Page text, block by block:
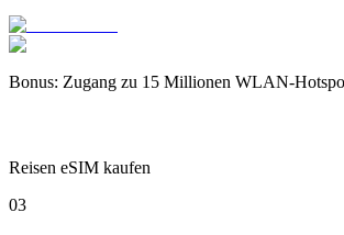
Bonus: Zugang zu 15 Millionen WLAN-
Reisen eSIM kaufen
03